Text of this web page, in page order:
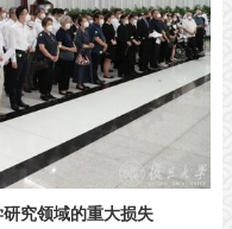
究领域的重大损失